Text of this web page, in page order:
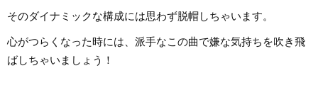
そのダイナミックな構成には思わず脱帽しちゃいます。
心がつらくなった時には、派手なこの曲で嫌な気持ちを吹き飛
ばしちゃいましょう！